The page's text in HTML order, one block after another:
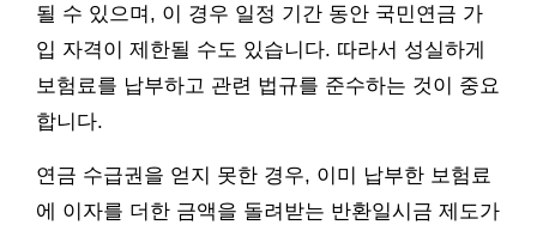
될 수 있으며, 이 경우 일정 기간 동안 국민연금 가
입 자격이 제한될 수도 있습니다. 따라서 성실하게
보험료를 납부하고 관련 법규를 준수하는 것이 중요
합니다.
연금 수급권을 얻지 못한 경우, 이미 납부한 보험료
에 이자를 더한 금액을 돌려받는 반환일시금 제도가